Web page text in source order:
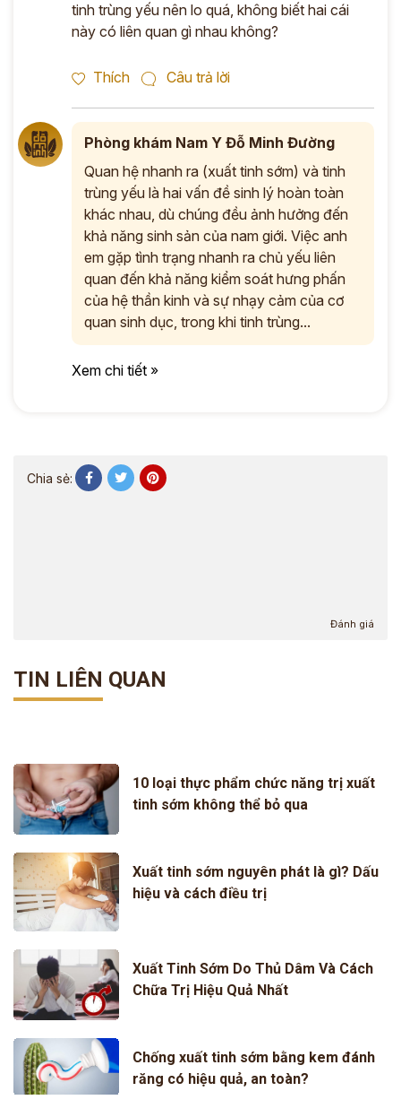
tinh trùng yếu nên lo quá, không biết hai cái
này có liên quan gì nhau không?
Thích Câu trả lời
Phòng khám Nam Y Đỗ Minh Đường
Quan hệ nhanh ra (xuất tinh sớm) và tinh
trùng yếu là hai vấn đề sinh lý hoàn toàn
khác nhau, dù chúng đều ảnh hưởng đến
khả năng sinh sản của nam giới. Việc anh
em gặp tình trạng nhanh ra chủ yếu liên
quan đến khả năng kiểm soát hưng phấn
của hệ thần kinh và sự nhạy cảm của cơ
quan sinh dục, trong khi tinh trùng...
Xem chi tiết »
Chia sẻ:
Đánh giá
TIN LIÊN QUAN
10 loại thực phẩm chức năng trị xuất
tinh sớm không thể bỏ qua
Xuất tinh sớm nguyên phát là gì? Dấu
hiệu và cách điều trị
Xuất Tinh Sớm Do Thủ Dâm Và Cách
Chữa Trị Hiệu Quả Nhất
Chống xuất tinh sớm bằng kem đánh
răng có hiệu quả, an toàn?